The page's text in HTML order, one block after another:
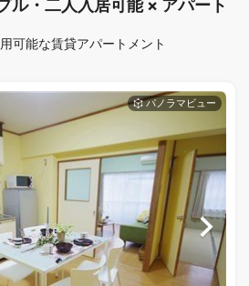
ル・二人入居可能 × アパート
可能な賃貸アパートメント